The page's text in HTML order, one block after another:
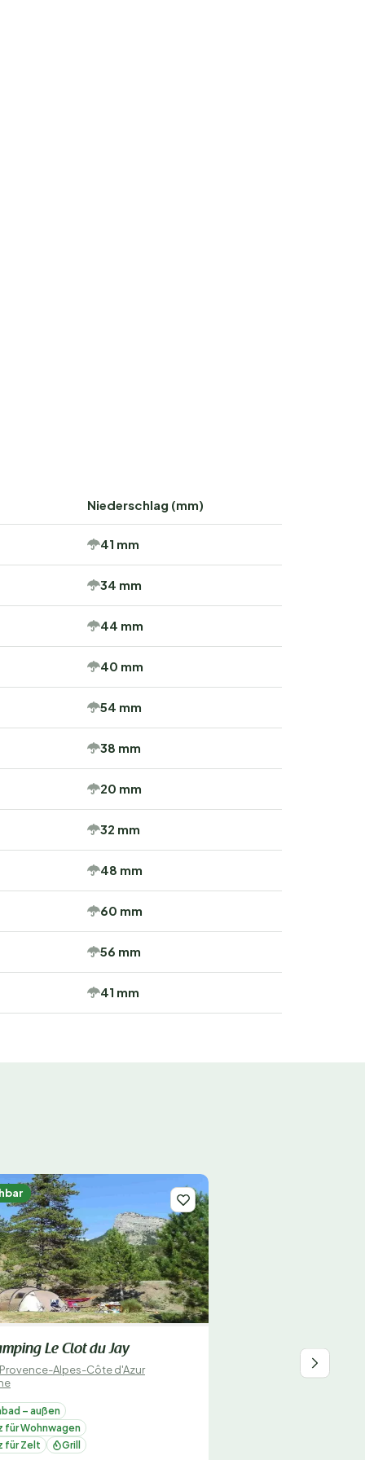
Niederschlag (mm)
41 mm
34 mm
44 mm
40 mm
54 mm
38 mm
20 mm
32 mm
48 mm
60 mm
56 mm
41 mm
Le Clot du Jay
Provence-Alpes-Côte d'Azur
– außen
für Wohnwagen
für Zelt
Grill